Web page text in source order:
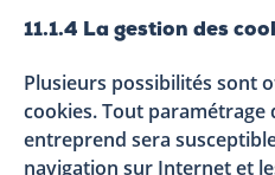
11.1.4 La gestion des
Plusieurs possibilités sont
cookies. Tout paramétrage
entreprend sera
navigation sur Internet et